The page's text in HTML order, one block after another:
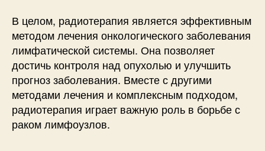
В целом, радиотерапия является эффективным
методом лечения онкологического заболевания
лимфатической системы. Она позволяет
достичь контроля над опухолью и улучшить
прогноз заболевания. Вместе с другими
методами лечения и комплексным подходом,
радиотерапия играет важную роль в борьбе с
раком лимфоузлов.